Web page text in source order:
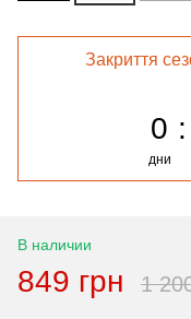
Закриття
0
дни
В наличии
849 грн 1